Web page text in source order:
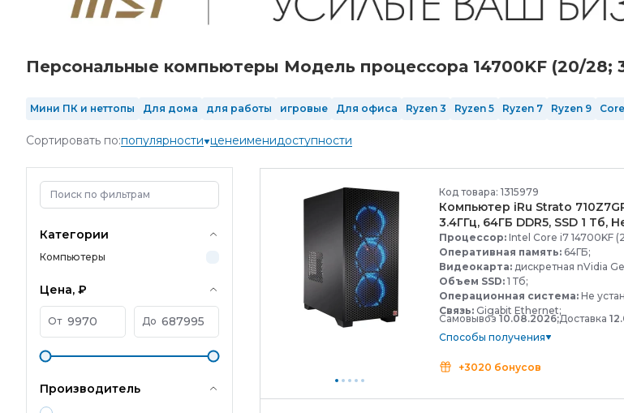
Персональные компьютеры Модель процессора 14700KF (20/28;
Мини ПК и неттопы Для дома для работы игровые Для офиса Ryzen 3 Ryzen 5 Ryzen 7 Ryzen 9
Сортировать по:популярности ценеименидоступности
Категории
Компьютеры
Цена, ₽
От До
Производитель
Код товара: 1315979
Компьютер iRu Strato
3.4ГГц, 64ГБ DDR5, SSD 1 Тб,
Процессор: Intel Core i7 14700KF
Оперативная память: 64ГБ;
Видеокарта: дискретная nVidia
Объем SSD: 1 Тб;
Операционная система: Не
Связь: Gigabit Ethernet;
Самовывоз 10.08.2026;Доставка
Способы получения
+3020 бонусов